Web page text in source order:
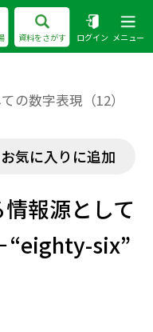
資料をさがす ログイン メニュー
の数字表現（12）
お気に入りに追加
報源として
“eighty-six”